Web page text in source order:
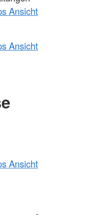
Ansicht
Ansicht
Ansicht